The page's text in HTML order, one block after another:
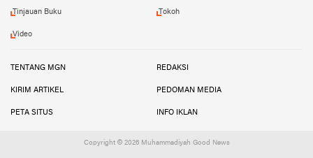
Tinjauan Buku Tokoh
Video
TENTANG MGN REDAKSI
KIRIM ARTIKEL PEDOMAN MEDIA
PETA SITUS INFO IKLAN
Copyright © 2026 Muhammadiyah Good News